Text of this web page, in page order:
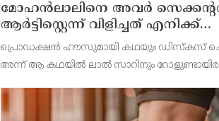
മോഹന്‍ലാലിനെ അവര്‍
ആര്‍ട്ടിസ്റ്റെന്ന് വിളിച്ചത് എനിക്ക്
ഇഷ്ടമായില്ല, ഞാന്‍ ആ
പിന്മാറി; വെളിപ്പെടുത്തി ജൂഡ്
ജോസഫ്
പ്രൊഡക്ഷന്‍ ഹൗസുമായി കഥയും ഡിസ്‌കസ്
അന്ന് ആ കഥയില്‍ ലാല്‍ സാറിനും